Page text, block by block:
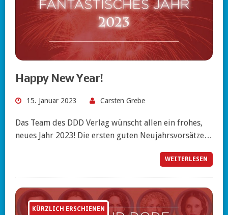
Happy New Year!
15. Januar 2023 Carsten Grebe
Das Team des DDD Verlag wünscht allen ein frohes,
neues Jahr 2023! Die ersten guten Neujahrsvorsätze…
WEITERLESEN
KÜRZLICH ERSCHIENEN